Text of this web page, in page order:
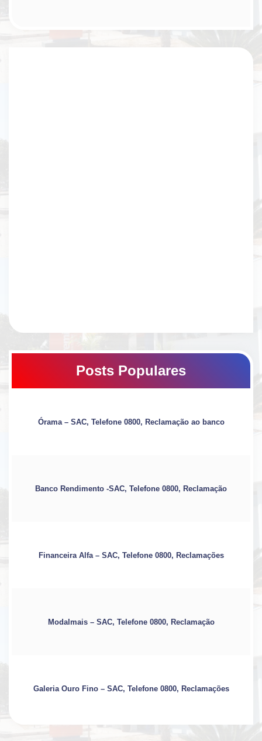
Posts Populares
Órama – SAC, Telefone 0800, Reclamação ao banco
Banco Rendimento -SAC, Telefone 0800, Reclamação
Financeira Alfa – SAC, Telefone 0800, Reclamações
Modalmais – SAC, Telefone 0800, Reclamação
Galeria Ouro Fino – SAC, Telefone 0800, Reclamações